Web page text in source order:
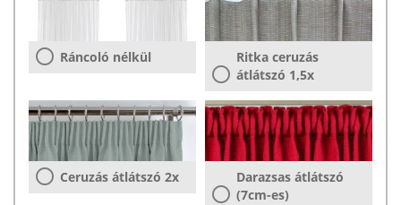
Ráncoló nélkül
Ritka ceruzás
átlátszó 1,5x
Ceruzás átlátszó 2x
Darazsas átlátszó
(7cm-es)